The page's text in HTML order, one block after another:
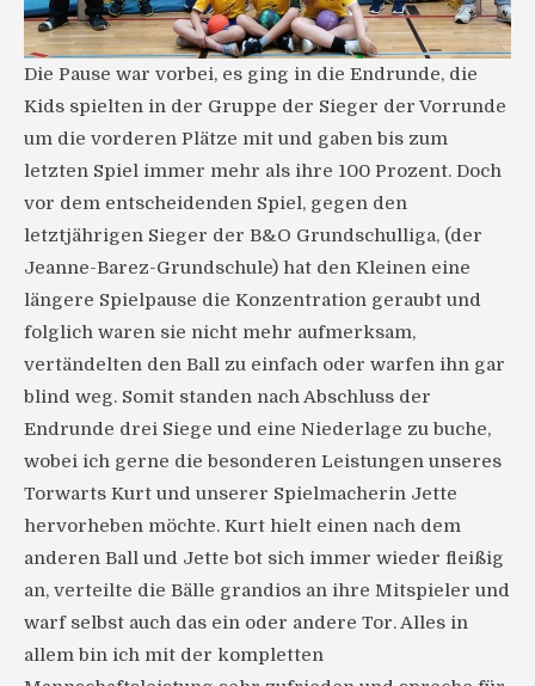
Die Pause war vorbei, es ging in die Endrunde, die
Kids spielten in der Gruppe der Sieger der Vorrunde
um die vorderen Plätze mit und gaben bis zum
letzten Spiel immer mehr als ihre 100 Prozent. Doch
vor dem entscheidenden Spiel, gegen den
letztjährigen Sieger der B&O Grundschulliga, (der
Jeanne-Barez-Grundschule) hat den Kleinen eine
längere Spielpause die Konzentration geraubt und
folglich waren sie nicht mehr aufmerksam,
vertändelten den Ball zu einfach oder warfen ihn gar
blind weg. Somit standen nach Abschluss der
Endrunde drei Siege und eine Niederlage zu buche,
wobei ich gerne die besonderen Leistungen unseres
Torwarts Kurt und unserer Spielmacherin Jette
hervorheben möchte. Kurt hielt einen nach dem
anderen Ball und Jette bot sich immer wieder fleißig
an, verteilte die Bälle grandios an ihre Mitspieler und
warf selbst auch das ein oder andere Tor. Alles in
allem bin ich mit der kompletten